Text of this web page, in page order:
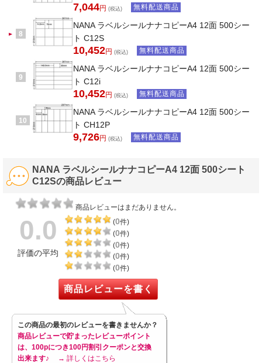
7,044円 (税込) 無料配送商品
8
NANA ラベルシールナナコピーA4 12面 500シー
ト C12S
10,452円 (税込) 無料配送商品
9
NANA ラベルシールナナコピーA4 12面 500シー
ト C12i
10,452円 (税込) 無料配送商品
10
NANA ラベルシールナナコピーA4 12面 500シー
ト CH12P
9,726円 (税込) 無料配送商品
NANA ラベルシールナナコピーA4 12面 500シート
C12Sの商品レビュー
商品レビューはまだありません。
0.0
評価の平均
(0件)
(0件)
(0件)
(0件)
(0件)
商品レビューを書く
この商品の最初のレビューを書きませんか？
商品レビューで貯まったレビューポイント
は、100pにつき100円割引クーポンと交換
出来ます♪
→ 詳しくはこちら